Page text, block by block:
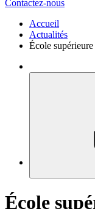
Contactez-nous
Accueil
Actualités
École
École